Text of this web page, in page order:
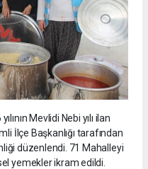
Mevlidi Nebi yılı ilan
İlçe Başkanlığı tarafından
düzenlendi. 71 Mahalleyi
yemekler ikram edildi.